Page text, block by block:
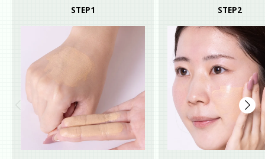
STEP1 STEP2